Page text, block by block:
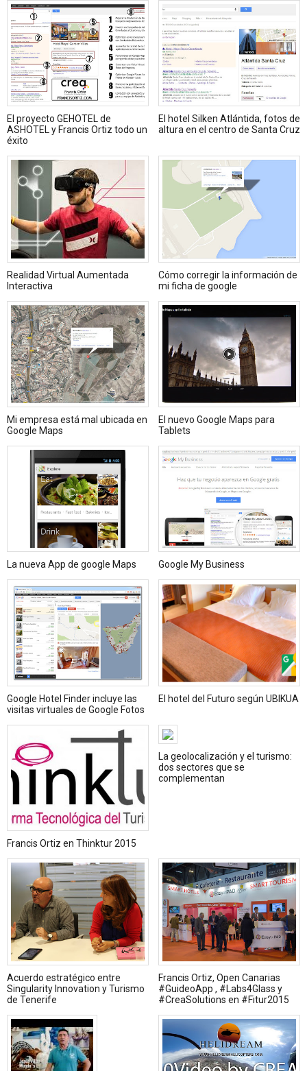
El proyecto GEHOTEL de
ASHOTEL y Francis Ortiz todo un
éxito
El hotel Silken Atlántida, fotos de
altura en el centro de Santa Cruz
Realidad Virtual Aumentada
Interactiva
Cómo corregir la información de
mi ficha de google
Mi empresa está mal ubicada en
Google Maps
El nuevo Google Maps para
Tablets
La nueva App de google Maps Google My Business
Google Hotel Finder incluye las
visitas virtuales de Google Fotos
El hotel del Futuro según UBIKUA
Francis Ortiz en Thinktur 2015
La geolocalización y el turismo:
dos sectores que se
complementan
Acuerdo estratégico entre
Singularity Innovation y Turismo
de Tenerife
Francis Ortiz, Open Canarias
#GuideoApp , #Labs4Glass y
#CreaSolutions en #Fitur2015